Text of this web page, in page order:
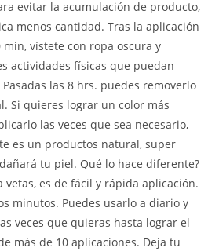
evitar la acumulación de producto,
menos cantidad. Tras la aplicación
vístete con ropa oscura y
actividades físicas que puedan
las 8 hrs. puedes removerlo
Si quieres lograr un color más
las veces que sea necesario,
es un productos natural, super
tu piel. Qué lo hace diferente?
vetas, es de fácil y rápida aplicación.
minutos. Puedes usarlo a diario y
veces que quieras hasta lograr el
más de 10 aplicaciones. Deja tu